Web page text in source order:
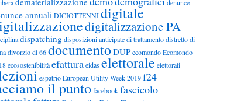
denunce
annuali DICIOTTENNI digitale
digitalizzazione PA
dispatching disposizioni anticipate di trattamento distretto di
divorzio dl 66 documentoDUP ecomondo Ecomondo
ecosostenibilità efattura eidas elettorale elettorali
espatrio European Utility Week 2019 f24
il punto facebook fascicolo